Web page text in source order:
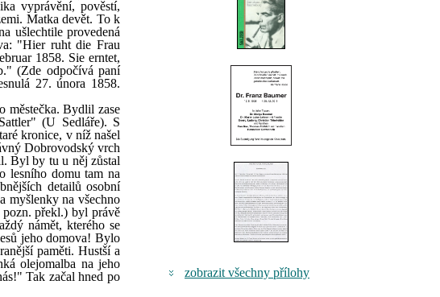
vyprávění, pověstí,
Matka devět. To k
ušlechtile provedená
"Hier ruht die Frau
1858. Sie erntet,
(Zde odpočívá paní
27. února 1858.
městečka. Bydlil zase
(U Sedláře). S
kronice, v níž našel
Dobrovodský vrch
Byl by tu u něj zůstal
lesního domu tam na
detailů osobní
myšlenky na všechno
překl.) byl právě
námět, kterého se
jeho domova! Bylo
paměti. Hustší a
olejomalba na jeho
Tak začal hned po
zobrazit všechny přílohy